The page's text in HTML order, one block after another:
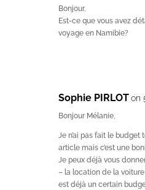
Bonjour,
Est-ce que vous avez
voyage en Namibie?
Sophie PIRLOT on
Bonjour Mélanie,
Je n’ai pas fait le
article mais c’est une
Je peux déjà vous
– la location de la
est déjà un certain